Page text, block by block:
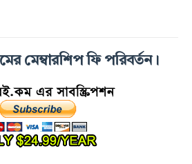
মেম্বারশিপ ফি পরিবর্তন।